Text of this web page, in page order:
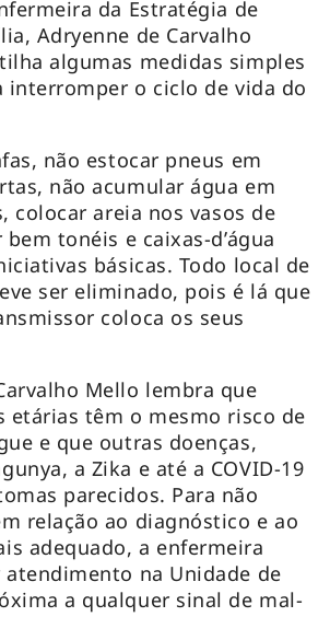
da Estratégia de
Adryenne de Carvalho
algumas medidas simples
interromper o ciclo de vida do
não estocar pneus em
não acumular água em
colocar areia nos vasos de
tonéis e caixas-d’água
básicas. Todo local de
ser eliminado, pois é lá que
coloca os seus
Mello lembra que
etárias têm o mesmo risco de
e que outras doenças,
a Zika e até a COVID-19
parecidos. Para não
relação ao diagnóstico e ao
adequado, a enfermeira
na Unidade de
a qualquer sinal de mal-